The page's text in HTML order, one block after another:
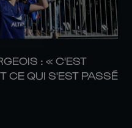
: « C'EST
CE QUI S'EST PASSÉ